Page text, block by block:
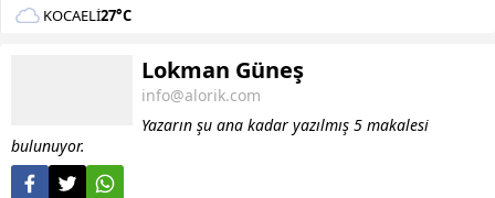
KOCAELI27°C
Lokman Güneş
info@alorik.com
Yazarın şu ana kadar yazılmış 5 makalesi
bulunuyor.